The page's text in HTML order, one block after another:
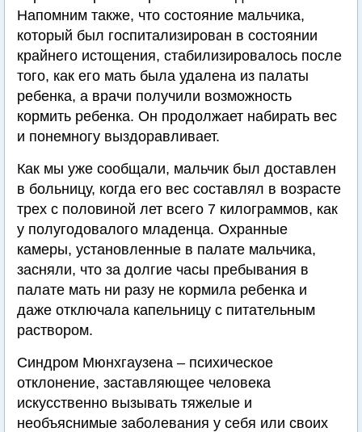
Напомним также, что состояние мальчика,
который был госпитализирован в состоянии
крайнего истощения, стабилизировалось после
того, как его мать была удалена из палаты
ребенка, а врачи получили возможность
кормить ребенка. Он продолжает набирать вес
и понемногу выздоравливает.
Как мы уже сообщали, мальчик был доставлен
в больницу, когда его вес составлял в возрасте
трех с половиной лет всего 7 килограммов, как
у полугодовалого младенца. Охранные
камеры, установленные в палате мальчика,
засняли, что за долгие часы пребывания в
палате мать ни разу не кормила ребенка и
даже отключала капельницу с питательным
раствором.
Синдром Мюнхгаузена – психическое
отклонение, заставляющее человека
искусственно вызывать тяжелые и
необъяснимые заболевания у себя или своих